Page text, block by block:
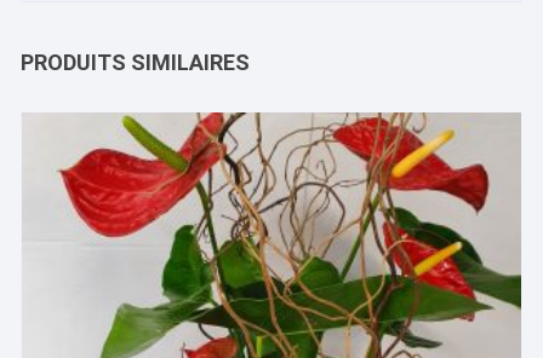
PRODUITS SIMILAIRES